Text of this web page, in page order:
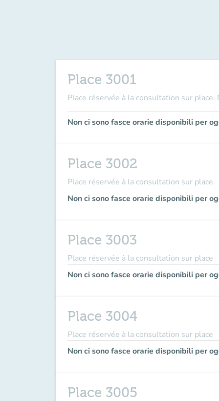
Place 3001
Place réservée à la consultation sur place.
Non ci sono fasce orarie disponibili per
Place 3002
Place réservée à la consultation sur place.
Non ci sono fasce orarie disponibili per
Place 3003
Place réservée à la consultation sur place
Non ci sono fasce orarie disponibili per
Place 3004
Place réservée à la consultation sur place
Non ci sono fasce orarie disponibili per
Place 3005